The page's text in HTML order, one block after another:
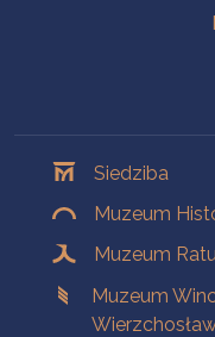
Siedziba
Muzeum
Muzeum
Muzeum